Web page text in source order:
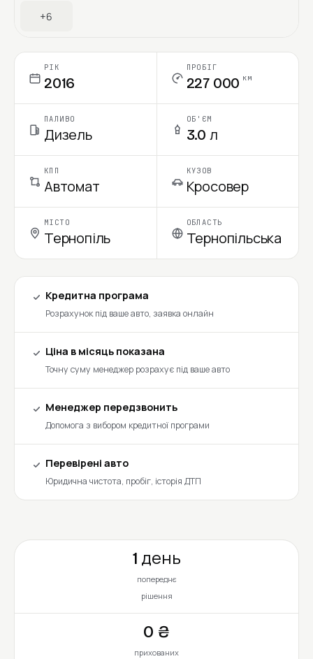
+6
РІК
2016
ПРОБІГ
227 000 км
ПАЛИВО
Дизель
ОБ'ЄМ
3.0 л
КПП
Автомат
КУЗОВ
Кросовер
МІСТО
Тернопіль
ОБЛАСТЬ
Тернопільська
Кредитна програма
Розрахунок під ваше авто, заявка онлайн
Ціна в місяць показана
Точну суму менеджер розрахує під ваше авто
Менеджер передзвонить
Допомога з вибором кредитної програми
Перевірені авто
Юридична чистота, пробіг, історія ДТП
1 день
попереднє
рішення
0 ₴
прихованих